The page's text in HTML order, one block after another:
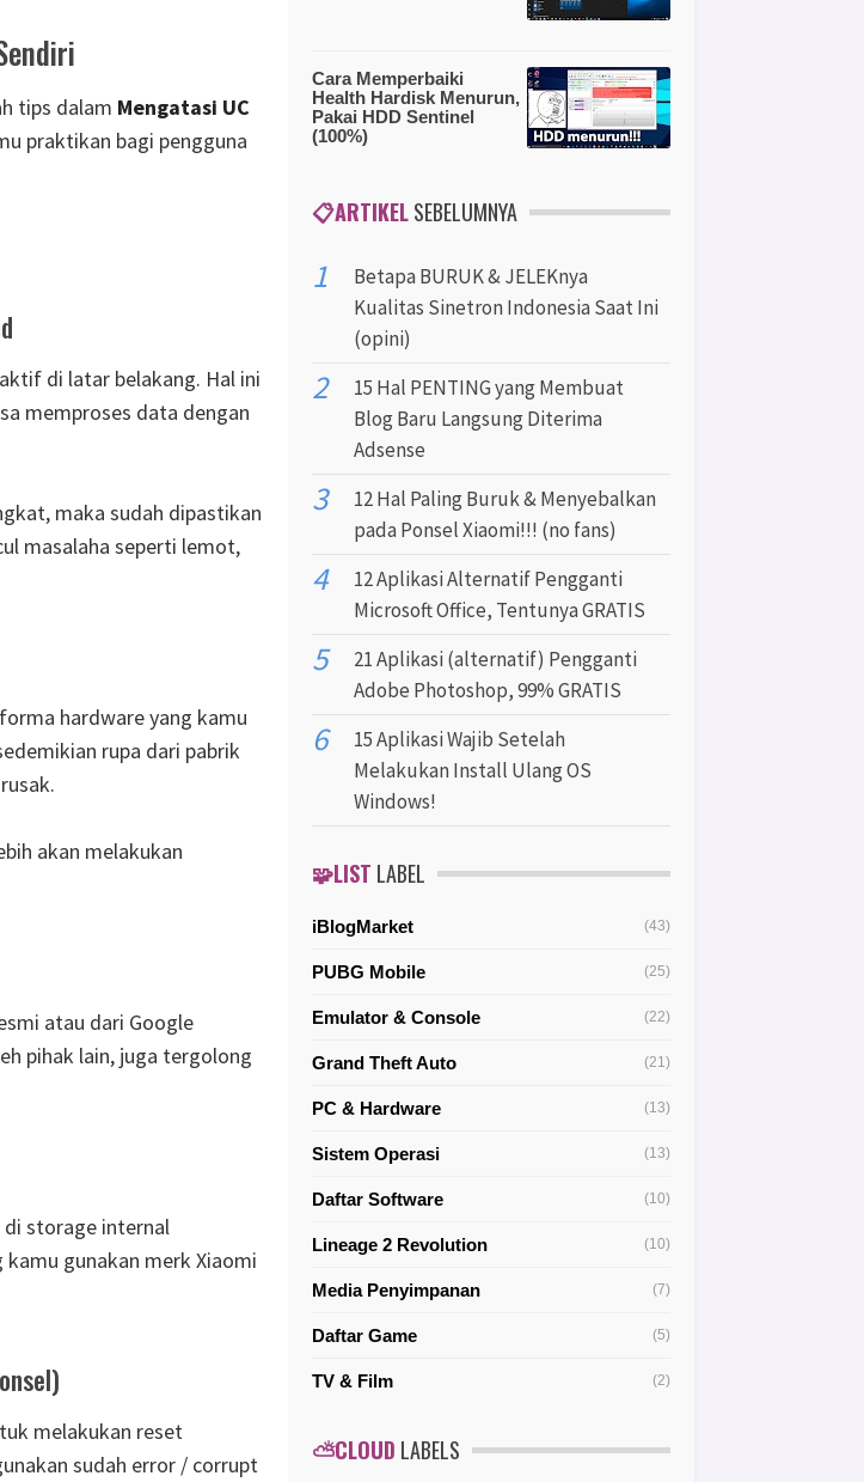
tips dalam Mengatasi UC
praktikan bagi pengguna
di latar belakang. Hal ini
memproses data dengan
maka sudah dipastikan
masalaha seperti lemot,
hardware yang kamu
rupa dari pabrik
akan melakukan
atau dari Google
pihak lain, juga tergolong
di storage internal
gunakan merk Xiaomi
melakukan reset
sudah error / corrupt
Cara Memperbaiki
Health Hardisk Menurun,
Pakai HDD Sentinel
(100%)
📋ARTIKELSEBELUMNYA
Betapa BURUK & JELEKnya
Kualitas Sinetron Indonesia Saat Ini
(opini)
15 Hal PENTING yang Membuat
Blog Baru Langsung Diterima
Adsense
12 Hal Paling Buruk & Menyebalkan
pada Ponsel Xiaomi!!! (no fans)
12 Aplikasi Alternatif Pengganti
Microsoft Office, Tentunya GRATIS
21 Aplikasi (alternatif) Pengganti
Adobe Photoshop, 99% GRATIS
15 Aplikasi Wajib Setelah
Melakukan Install Ulang OS
Windows!
🧩LIST LABEL
iBlogMarket (43)
PUBG Mobile (25)
Emulator & Console (22)
Grand Theft Auto (21)
PC & Hardware (13)
Sistem Operasi (13)
Daftar Software (10)
Lineage 2 Revolution (10)
Media Penyimpanan (7)
Daftar Game (5)
TV & Film (2)
⛅CLOUD LABELS